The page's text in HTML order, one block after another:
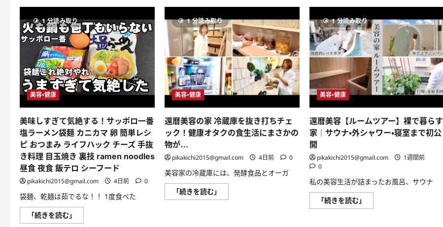
よ
っ
た
日
用
品
13
選！
健
康
意
識
高
時々
コ
ス
メ
に
つ
い
て
さ
ら
に
読
む
ー
卵
炒
め
る
だ
け！
う
ま
す
ぎ
る
奇
作
り
置
き
ず
単
野
ッ
ト
に
は
最
高
だ
け
ど
「腸」
が
ボ
ボ
に
な
る
3
選
便
活
1 分読み取り
美容・健康
美味しすぎて気絶する！サッポロ一番
塩ラーメン袋麺 カニカマ 卵 簡単レシ
ピ おつまみ ライフハック チーズ 手抜
き料理 目玉焼き 裏技 ramen noodles
昼食 夜食 飯テロ シーフード
pikakichi2015@gmail.com 4日前 0
袋麺、乾麺は茹でるな！！ 1度食べた
「続きを読む」
味
1 分読み取り
美容・健康
還暦美容の家 冷蔵庫を抜き打ちチェ
ック！健康オタクの食生活にまさかの
物が…
pikakichi2015@gmail.com 4日前 0
美容家の冷蔵庫には、発酵食品とオーガ
「続きを読む」
暦
1 分読み取り
美容・健康
還暦美容【ルームツアー】裸で暮らす
家｜サウナ・外シャワー・寝室まで初公
開
pikakichi2015@gmail.com
1週間前
0
私の美容生活が詰まったお風呂、サウナ
「続きを読む」
暦